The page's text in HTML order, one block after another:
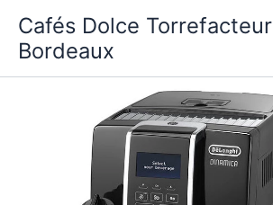
contenu
Cafés Dolce Torrefacteur
Bordeaux